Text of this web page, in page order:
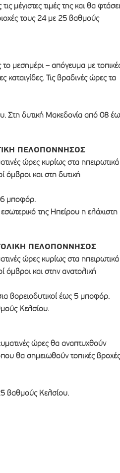
μέγιστες τιμές της και θα φτάσει
τους 24 με 25 βαθμούς
μεσημέρι – απόγευμα με
Τις βραδινές ώρες τα
Στη δυτική Μακεδονία από 08
ΠΕΛΟΠΟΝΝΗΣΟΣ
ώρες κυρίως στα ηπειρωτικά
όμβροι και στη δυτική
6 μποφόρ.
της Ηπείρου η ελάχιστη
ΠΕΛΟΠΟΝΝΗΣΟΣ
ώρες κυρίως στα ηπειρωτικά
όμβροι και στην ανατολική
βορειοδυτικοί έως 5 μποφόρ.
Κελσίου.
ώρες θα αναπτυχθούν
θα σημειωθούν τοπικές βροχές
βαθμούς Κελσίου.